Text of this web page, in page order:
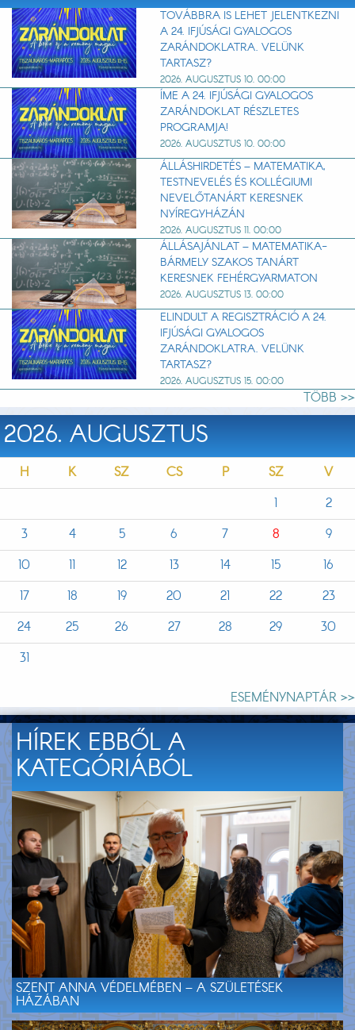
TOVÁBBRA IS LEHET JELENTKEZNI
A 24. IFJÚSÁGI GYALOGOS
ZARÁNDOKLATRA. VELÜNK
TARTASZ?
2026. AUGUSZTUS 10. 00:00
ÍME A 24. IFJÚSÁGI GYALOGOS
ZARÁNDOKLAT RÉSZLETES
PROGRAMJA!
2026. AUGUSZTUS 10. 00:00
ÁLLÁSHIRDETÉS – MATEMATIKA,
TESTNEVELÉS ÉS KOLLÉGIUMI
NEVELŐTANÁRT KERESNEK
NYÍREGYHÁZÁN
2026. AUGUSZTUS 11. 00:00
ÁLLÁSAJÁNLAT – MATEMATIKA-
BÁRMELY SZAKOS TANÁRT
KERESNEK FEHÉRGYARMATON
2026. AUGUSZTUS 13. 00:00
ELINDULT A REGISZTRÁCIÓ A 24.
IFJÚSÁGI GYALOGOS
ZARÁNDOKLATRA. VELÜNK
TARTASZ?
2026. AUGUSZTUS 15. 00:00
TÖBB >>
2026. AUGUSZTUS
H K SZ CS P SZ
V
1
2
3
4 5 6 7 8
9
10
11 12 13 14 15
16
17
18 19 20 21 22
23
24
25 26 27 28 29
30
31
ESEMÉNYNAPTÁR >>
HÍREK EBBŐL A
KATEGÓRIÁBÓL
SZENT ANNA VÉDELMÉBEN – A SZÜLETÉSEK
HÁZÁBAN